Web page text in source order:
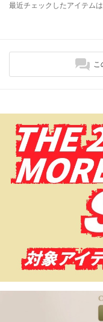
最近チェックしたアイテムは
こ